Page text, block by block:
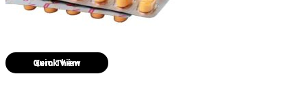
Quick View